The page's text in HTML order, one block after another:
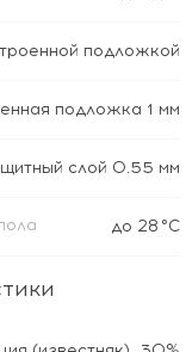
подложкой
подложка 1 мм
слой 0.55 мм
до 28 °C